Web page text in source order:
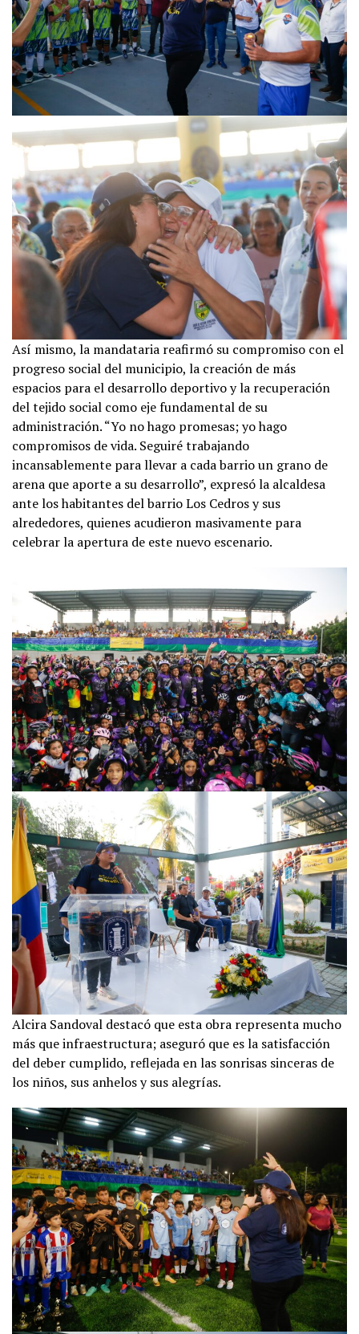
Así mismo, la mandataria reafirmó su compromiso con el
progreso social del municipio, la creación de más
espacios para el desarrollo deportivo y la recuperación
del tejido social como eje fundamental de su
administración. “Yo no hago promesas; yo hago
compromisos de vida. Seguiré trabajando
incansablemente para llevar a cada barrio un grano de
arena que aporte a su desarrollo”, expresó la alcaldesa
ante los habitantes del barrio Los Cedros y sus
alrededores, quienes acudieron masivamente para
celebrar la apertura de este nuevo escenario.
Alcira Sandoval destacó que esta obra representa mucho
más que infraestructura; aseguró que es la satisfacción
del deber cumplido, reflejada en las sonrisas sinceras de
los niños, sus anhelos y sus alegrías.